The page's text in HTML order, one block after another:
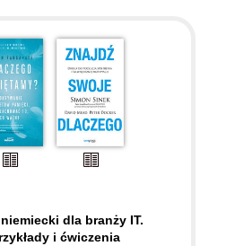
dla branży IT.
i ćwiczenia